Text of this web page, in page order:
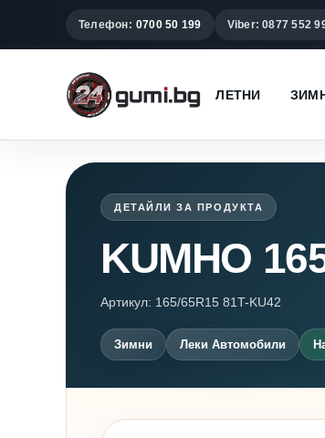
Телефон: 0700 50 199 Viber: 0877 552
ЛЕТНИ
ДЕТАЙЛИ ЗА ПРОДУКТА
KUMHO
Артикул: 165/65R15 81T-KU42
Зимни Леки Автомобили